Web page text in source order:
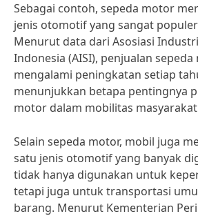
Sebagai contoh, sepeda motor
jenis otomotif yang sangat
Menurut data dari Asosiasi
Indonesia (AISI), penjualan
mengalami peningkatan setiap
menunjukkan betapa pentingnya
motor dalam mobilitas
Selain sepeda motor, mobil juga
satu jenis otomotif yang banyak
tidak hanya digunakan untuk
tetapi juga untuk transportasi
barang. Menurut Kementerian